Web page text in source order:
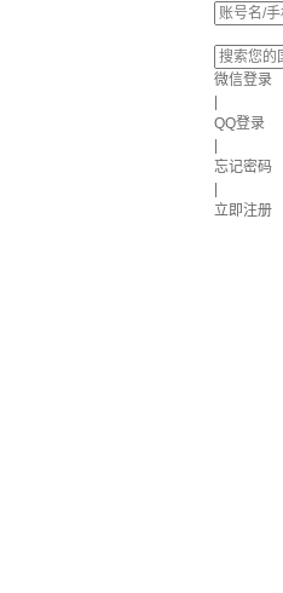
微信登录
QQ登录
忘记密码
立即注册